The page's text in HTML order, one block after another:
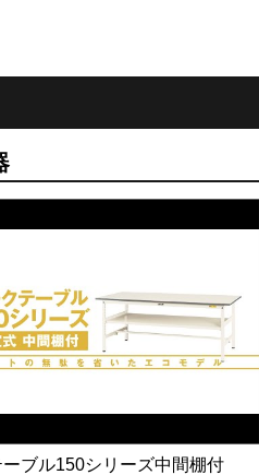
ーブル150シリーズ中間棚付